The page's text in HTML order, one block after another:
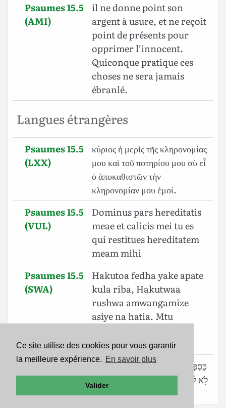
Ce site utilise des cookies pour vous garantir
la meilleure expérience. En savoir plus
Valider
Psaumes 15.5
(AMI)
il ne donne point son
argent à usure, et ne reçoit
point de présents pour
opprimer l’innocent.
Quiconque pratique ces
choses ne sera jamais
ébranlé.
Langues étrangères
Psaumes 15.5
(LXX)
κύριος ἡ μερὶς τῆς κληρονομίας
μου καὶ τοῦ ποτηρίου μου σὺ εἶ
ὁ ἀποκαθιστῶν τὴν
κληρονομίαν μου ἐμοί.
Psaumes 15.5
(VUL)
Dominus pars hereditatis
meae et calicis mei tu es
qui restitues hereditatem
meam mihi
Psaumes 15.5
(SWA)
Hakutoa fedha yake apate
kula riba, Hakutwaa
rushwa amwangamize
asiye na hatia. Mtu
Hataondoshwa milele.
Psaumes 15.5
(BHS)
כַּסְפֹּ֤ו׀ לֹא־נָתַ֣ן בְּנֶשֶׁךְ֮ וְשֹׁ֥חַד עַל־נָקִ֗י
לֹ֥א לָ֫קָ֥ח עֹֽשֵׂה־אֵ֑לֶּה לֹ֖א יִמֹּ֣וט לְעֹולָֽם׃